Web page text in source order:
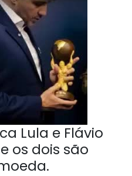
Lula e Flávio
os dois são